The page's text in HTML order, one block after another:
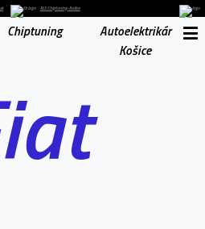
RLS Chiptuning-Košice
Chiptuning
Autoelektrikár
Košice